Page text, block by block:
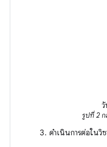
รูปที่ 2
ดำเนินการต่อในวิซ